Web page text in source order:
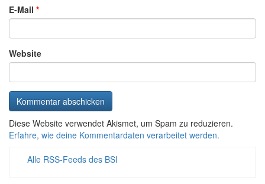
E-Mail *
Website
Diese Website verwendet Akismet, um Spam zu reduzieren.
Erfahre, wie deine Kommentardaten verarbeitet werden.
Alle RSS-Feeds des BSI